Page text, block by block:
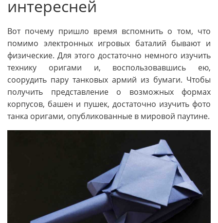
интересней
Вот почему пришло время вспомнить о том, что
помимо электронных игровых баталий бывают и
физические. Для этого достаточно немного изучить
технику оригами и, воспользовавшись ею,
соорудить пару танковых армий из бумаги. Чтобы
получить представление о возможных формах
корпусов, башен и пушек, достаточно изучить фото
танка оригами, опубликованные в мировой паутине.